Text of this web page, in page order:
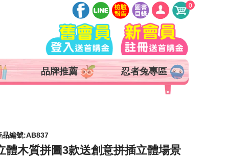
0
登入
註冊
會員中心
查詢訂單
追蹤清單
品牌推薦 忍者兔專區
品編號:AB837
體木質拼圖3款送創意拼插立體場景